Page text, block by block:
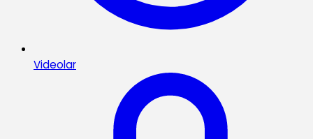
Videolar